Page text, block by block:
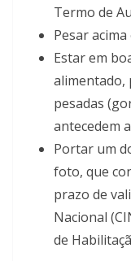
Termo de
Pesar
Estar em
alimentado,
pesadas
antecedem
Portar um
foto, que
prazo de
Nacional
de